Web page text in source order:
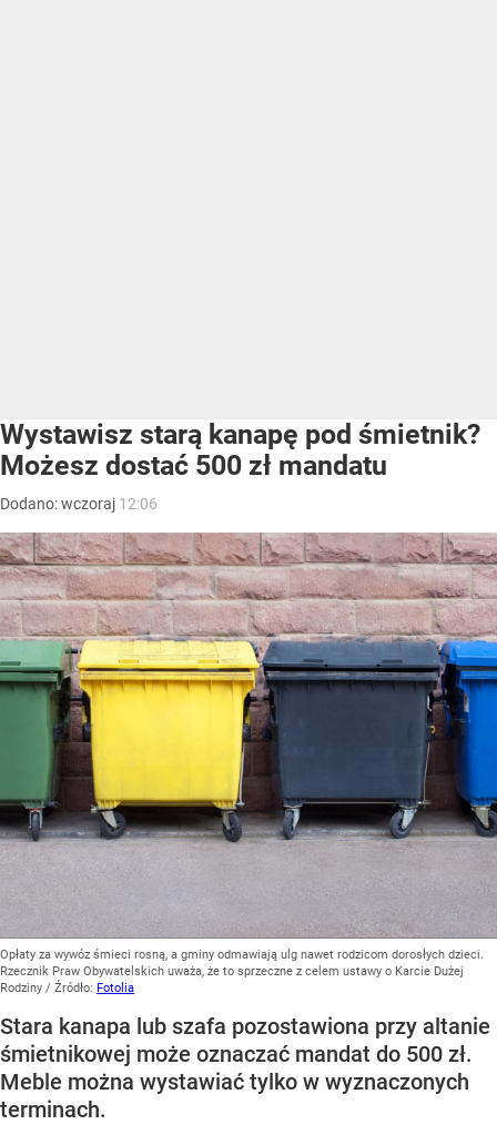
Wystawisz starą kanapę pod śmietnik?
Możesz dostać 500 zł mandatu
Dodano:wczoraj 12:06
Opłaty za wywóz śmieci rosną, a gminy odmawiają ulg nawet rodzicom dorosłych dzieci.
Rzecznik Praw Obywatelskich uważa, że to sprzeczne z celem ustawy o Karcie Dużej
Rodziny / Źródło: Fotolia
Stara kanapa lub szafa pozostawiona przy altanie
śmietnikowej może oznaczać mandat do 500 zł.
Meble można wystawiać tylko w wyznaczonych
terminach.